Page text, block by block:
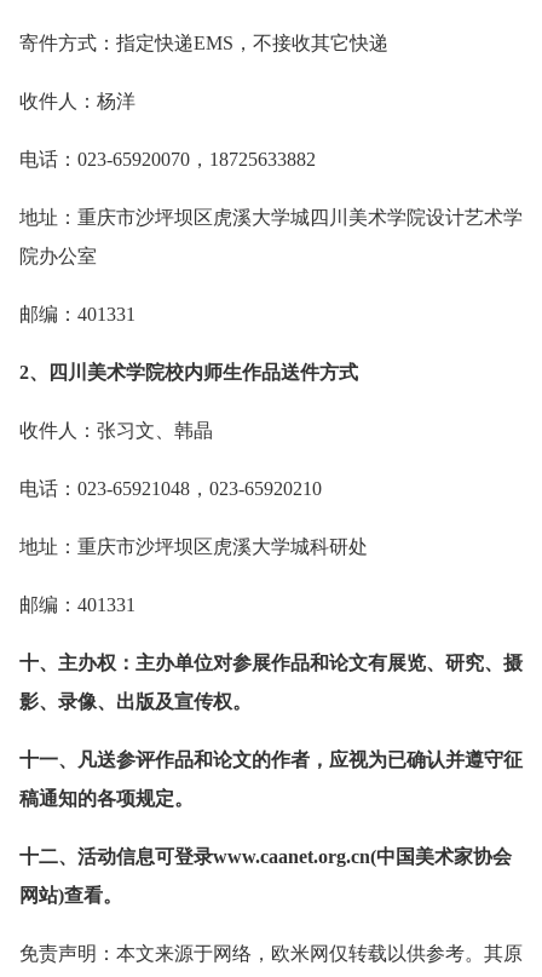
寄件方式：指定快递EMS，不接收其它快递
收件人：杨洋
电话：023-65920070，18725633882
地址：重庆市沙坪坝区虎溪大学城四川美术学院设计艺术学
院办公室
邮编：401331
2、四川美术学院校内师生作品送件方式
收件人：张习文、韩晶
电话：023-65921048，023-65920210
地址：重庆市沙坪坝区虎溪大学城科研处
邮编：401331
十、主办权：主办单位对参展作品和论文有展览、研究、摄
影、录像、出版及宣传权。
十一、凡送参评作品和论文的作者，应视为已确认并遵守征
稿通知的各项规定。
十二、活动信息可登录www.caanet.org.cn(中国美术家协会
网站)查看。
免责声明：本文来源于网络，欧米网仅转载以供参考。其原